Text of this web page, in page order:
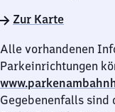
Zur Karte
Alle vorhandenen
Parkeinrichtungen
Gegebenenfalls sind